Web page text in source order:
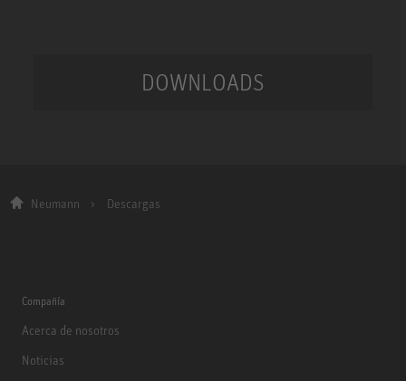
DOWNLOADS
Neumann Descargas
Compañía
Acerca de nosotros
Noticias